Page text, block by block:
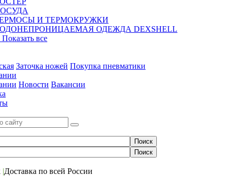
И ТЕРМОКРУЖКИ
ОДЕЖДА DEXSHELL
Показать все
Заточка ножей Покупка пневматики
Новости Вакансии
|Доставка по всей России